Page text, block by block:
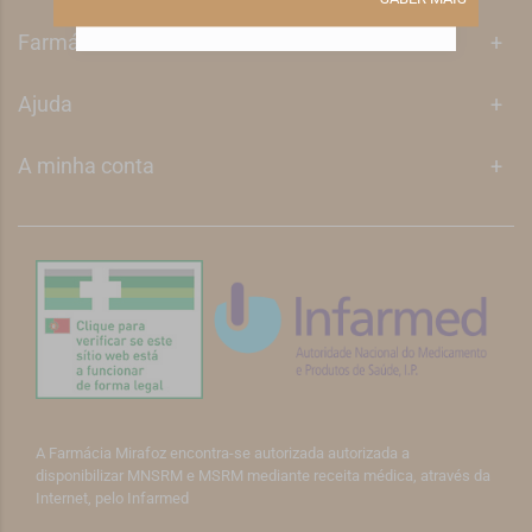
Farmácia Mirafoz +
Ajuda +
A minha conta +
A Farmácia Mirafoz encontra-se autorizada autorizada a
disponibilizar MNSRM e MSRM mediante receita médica, através da
Internet, pelo Infarmed